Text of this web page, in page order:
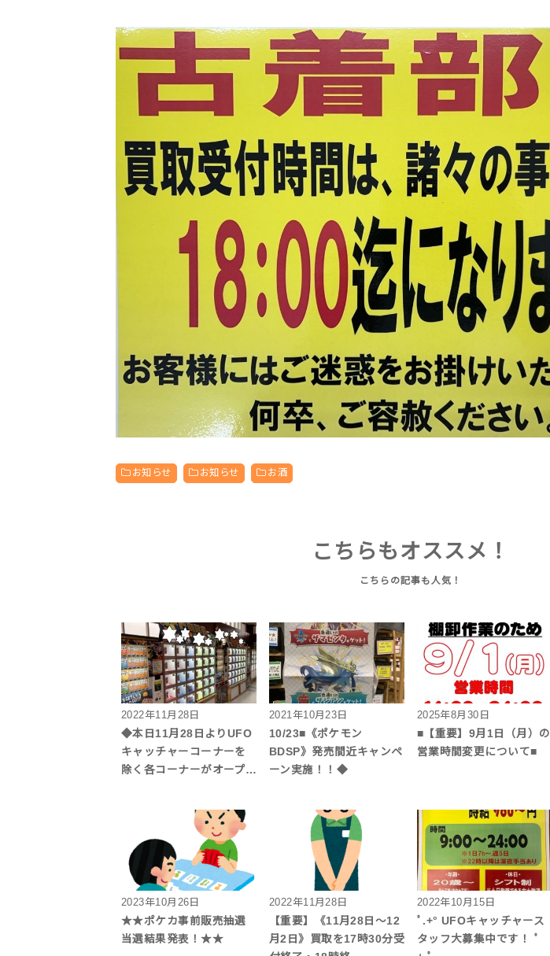
お知らせ お知らせ お酒
こちらもオススメ！
2022年11月28日
◆本日11月28日よりUFO
キャッチャーコーナーを
除く各コーナーがオープ…
2021年10月23日
10/23■《ポケモン
BDSP》発売間近キャンペ
ーン実施！！◆
2025年8月30日
■【重要】9月1日（月）の
営業時間変更について■
2023年10月26日
★★ポケカ事前販売抽選
当選結果発表！★★
2022年11月28日
【重要】《11月28日～12
月2日》買取を17時30分受
2022年10月15日
ﾟ.+° UFOキャッチャース
タッフ大募集中です！ ﾟ